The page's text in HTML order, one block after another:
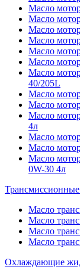
Масло
Масло
Масло
Масло
Масло
Масло
Масло
40/205L
Масло
Масло
Масло
4л
Масло
Масло
Масло
0W-30 4л
Трансмиссионные
Масло
Масло
Масло
Масло
Охлаждающие